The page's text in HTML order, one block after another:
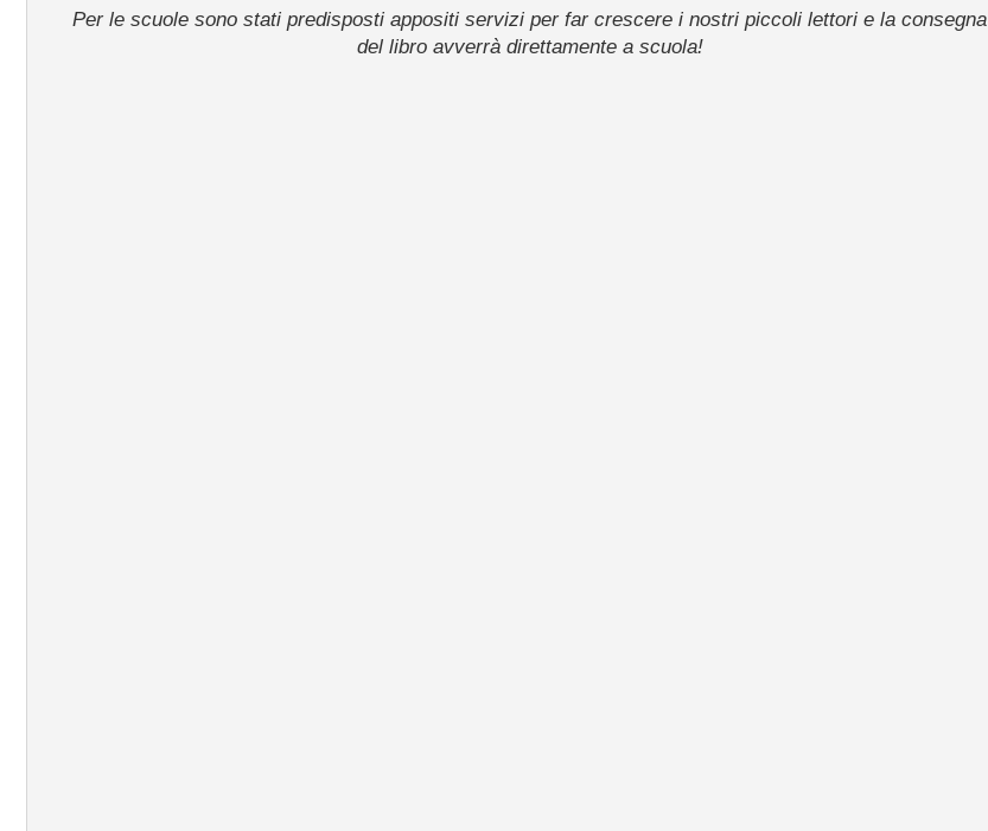
Per le scuole sono stati predisposti appositi servizi per far crescere i nostri piccoli lettori e la consegna
del libro avverrà direttamente a scuola!